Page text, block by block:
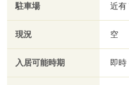
駐車場 近有
現況 空
入居可能時期 即時